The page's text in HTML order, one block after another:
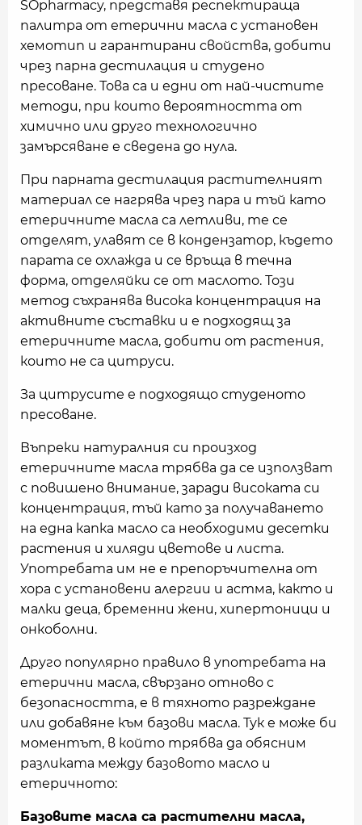
SOpharmacy, представя респектираща
палитра от етерични масла с установен
хемотип и гарантирани свойства, добити
чрез парна дестилация и студено
пресоване. Това са и едни от най-чистите
методи, при които вероятността от
химично или друго технологично
замърсяване е сведена до нула.
При парната дестилация растителният
материал се нагрява чрез пара и тъй като
етеричните масла са летливи, те се
отделят, улавят се в кондензатор, където
парата се охлажда и се връща в течна
форма, отделяйки се от маслото. Този
метод съхранява висока концентрация на
активните съставки и е подходящ за
етеричните масла, добити от растения,
които не са цитруси.
За цитрусите е подходящо студеното
пресоване.
Въпреки натуралния си произход
етеричните масла трябва да се използват
с повишено внимание, заради високата си
концентрация, тъй като за получаването
на една капка масло са необходими десетки
растения и хиляди цветове и листа.
Употребата им не е препоръчителна от
хора с установени алергии и астма, както и
малки деца, бременни жени, хипертоници и
онкоболни.
Друго популярно правило в употребата на
етерични масла, свързано отново с
безопасността, е в тяхното разреждане
или добавяне към базови масла. Тук е може би
моментът, в който трябва да обясним
разликата между базовото масло и
етеричното:
Базовите масла са растителни масла,